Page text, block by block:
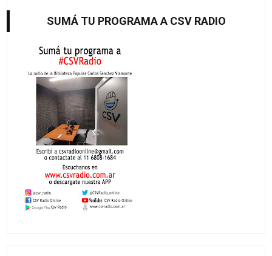
SUMÁ TU PROGRAMA A CSV RADIO